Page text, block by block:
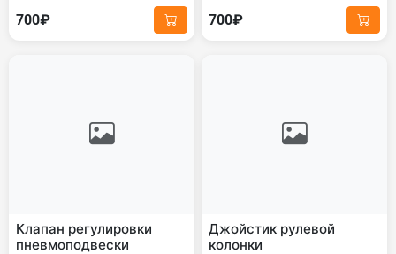
700₽ 700₽
Клапан регулировки
пневмоподвески
Джойстик рулевой
колонки